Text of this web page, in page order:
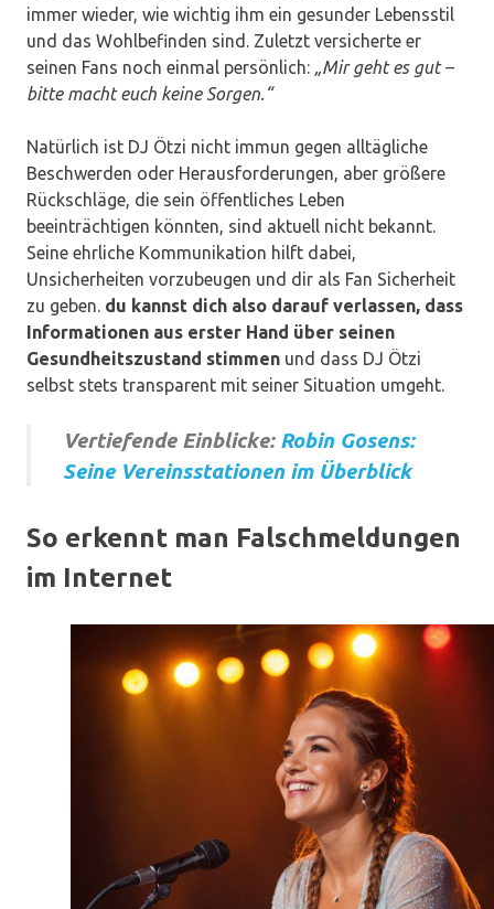
immer wieder, wie wichtig ihm ein gesunder Lebensstil
und das Wohlbefinden sind. Zuletzt versicherte er
seinen Fans noch einmal persönlich: „Mir geht es gut –
bitte macht euch keine Sorgen.“
Natürlich ist DJ Ötzi nicht immun gegen alltägliche
Beschwerden oder Herausforderungen, aber größere
Rückschläge, die sein öffentliches Leben
beeinträchtigen könnten, sind aktuell nicht bekannt.
Seine ehrliche Kommunikation hilft dabei,
Unsicherheiten vorzubeugen und dir als Fan Sicherheit
zu geben. du kannst dich also darauf verlassen, dass
Informationen aus erster Hand über seinen
Gesundheitszustand stimmen und dass DJ Ötzi
selbst stets transparent mit seiner Situation umgeht.
Vertiefende Einblicke: Robin Gosens:
Seine Vereinsstationen im Überblick
So erkennt man Falschmeldungen
im Internet